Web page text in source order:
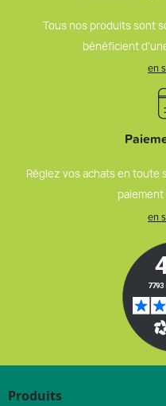
Tous nos produits sont
bénéficient
en
Réglez vos achats en toute
paiement
en
Produits